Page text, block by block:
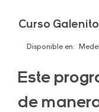
Curso
Disponible en:
Este
de